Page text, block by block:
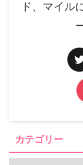
ド、マイル
カテゴリー